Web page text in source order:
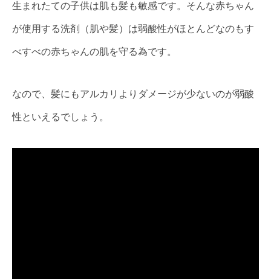
生まれたての子供は肌も髪も敏感です。そんな赤ちゃん
が使用する洗剤（肌や髪）は弱酸性がほとんどなのもす
べすべの赤ちゃんの肌を守る為です。
なので、髪にもアルカリよりダメージが少ないのが弱酸
性といえるでしょう。